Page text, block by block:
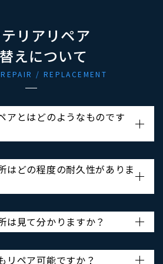
リアリペア
えについて
/ REPLACEMENT
アとはどのようなものです
はどの程度の耐久性がありま
は見て分かりますか？
リペア可能ですか？